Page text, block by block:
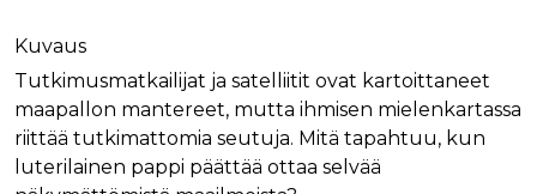
Kuvaus
Tutkimusmatkailijat ja satelliitit ovat kartoittaneet
maapallon mantereet, mutta ihmisen mielenkartassa
riittää tutkimattomia seutuja. Mitä tapahtuu, kun
luterilainen pappi päättää ottaa selvää